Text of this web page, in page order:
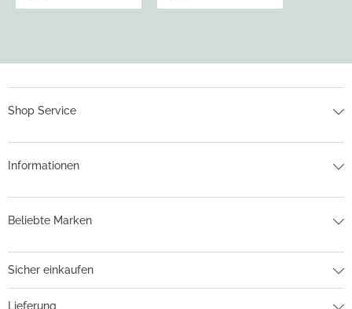
Shop Service
Informationen
Beliebte Marken
Sicher einkaufen
Lieferung